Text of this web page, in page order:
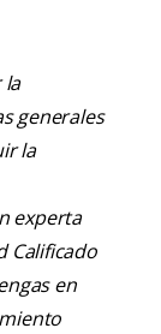
la
generales
la
experta
Calificado
en